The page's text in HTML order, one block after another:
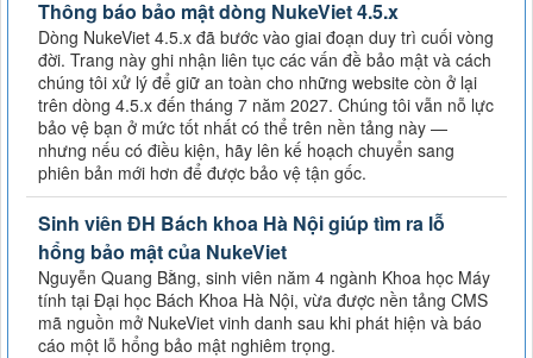
Thông báo bảo mật dòng NukeViet 4.5.x
Dòng NukeViet 4.5.x đã bước vào giai đoạn duy trì cuối vòng
đời. Trang này ghi nhận liên tục các vấn đề bảo mật và cách
chúng tôi xử lý để giữ an toàn cho những website còn ở lại
trên dòng 4.5.x đến tháng 7 năm 2027. Chúng tôi vẫn nỗ lực
bảo vệ bạn ở mức tốt nhất có thể trên nền tảng này —
nhưng nếu có điều kiện, hãy lên kế hoạch chuyển sang
phiên bản mới hơn để được bảo vệ tận gốc.
Sinh viên ĐH Bách khoa Hà Nội giúp tìm ra lỗ
hổng bảo mật của NukeViet
Nguyễn Quang Bằng, sinh viên năm 4 ngành Khoa học Máy
tính tại Đại học Bách Khoa Hà Nội, vừa được nền tảng CMS
mã nguồn mở NukeViet vinh danh sau khi phát hiện và báo
cáo một lỗ hổng bảo mật nghiêm trọng.